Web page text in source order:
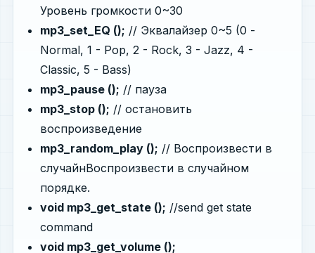
Уровень громкости 0~30
mp3_set_EQ (); // Эквалайзер 0~5 (0 -
Normal, 1 - Pop, 2 - Rock, 3 - Jazz, 4 -
Classic, 5 - Bass)
mp3_pause (); // пауза
mp3_stop (); // остановить
воспроизведение
mp3_random_play (); // Воспроизвести в
случайнВоспроизвести в случайном
порядке.
void mp3_get_state (); //send get state
command
void mp3_get_volume ();